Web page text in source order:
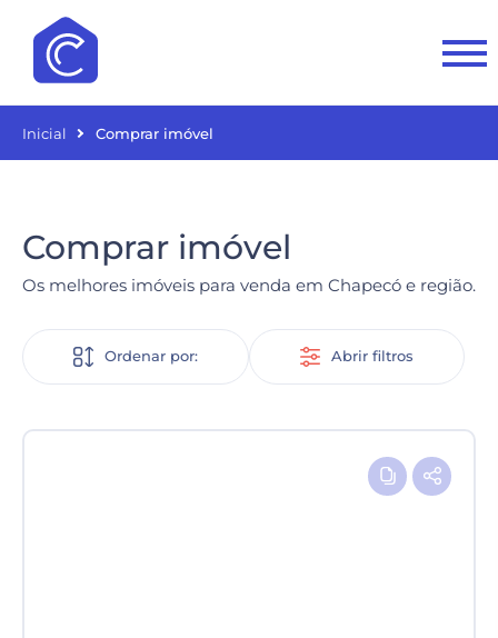
Inicial Comprar imóvel
Comprar imóvel
Os melhores imóveis para venda em Chapecó e região.
Ordenar por: Abrir filtros